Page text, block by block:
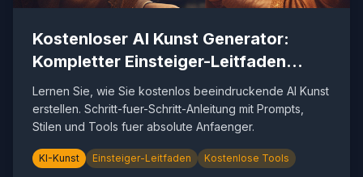
Kostenloser AI Kunst Generator:
Kompletter Einsteiger-Leitfaden
2026
Lernen Sie, wie Sie kostenlos beeindruckende AI Kunst
erstellen. Schritt-fuer-Schritt-Anleitung mit Prompts,
Stilen und Tools fuer absolute Anfaenger.
KI-Kunst Einsteiger-Leitfaden Kostenlose Tools